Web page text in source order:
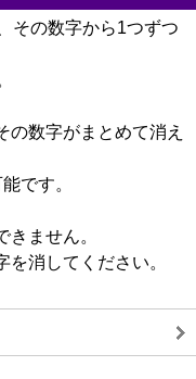
その数字から1つずつ
の数字がまとめて消え
です。
ません。
消してください。